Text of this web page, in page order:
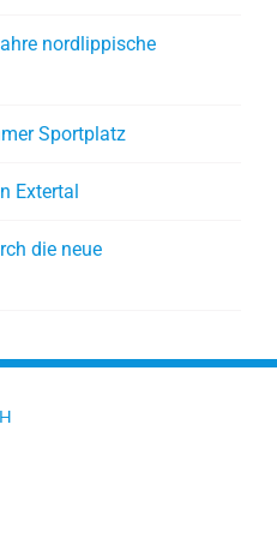
nordlippische
Sportplatz
Extertal
die neue